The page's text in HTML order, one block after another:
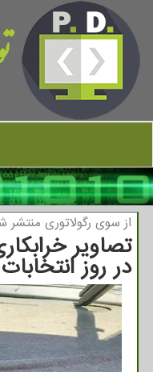
از سوی رگولاتوری منتشر
تصاویر
در روز انتخابات